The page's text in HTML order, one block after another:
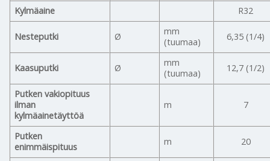
Kylmäaine
R32
Nesteputki Ø
mm
(tuumaa)
6,35 (1/4)
Kaasuputki Ø
mm
(tuumaa)
12,7 (1/2)
Putken vakiopituus
ilman
kylmäainetäyttöä
m 7
Putken
enimmäispituus
m 20